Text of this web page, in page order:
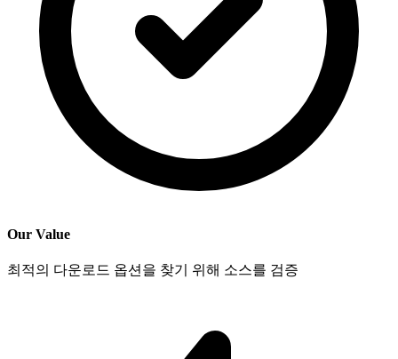
Our Value
최적의 다운로드 옵션을 찾기 위해 소스를 검증